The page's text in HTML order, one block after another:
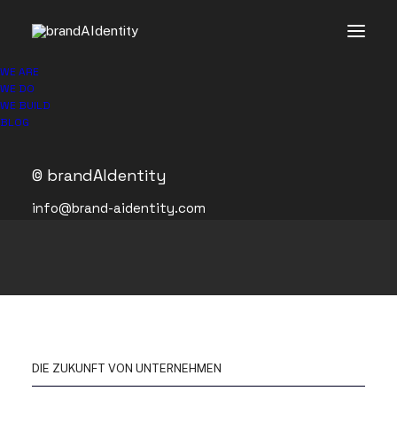
WE ARE
WE DO
WE BUILD
BLOG
© brandAIdentity
info@brand-aidentity.com
DIE ZUKUNFT VON UNTERNEHMEN